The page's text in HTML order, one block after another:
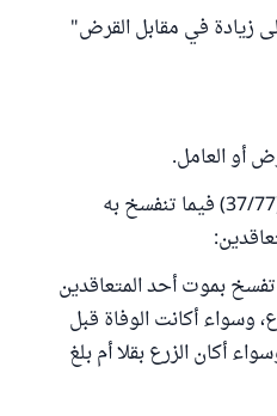
زيادة في مقابل القرض"
أو العامل.
جاء في "الموسوعة الفقهية" (37/77) فيما تنفسخ به
بموت أحد المتعاقدين
وسواء أكانت الوفاة قبل
أكان الزرع بقلا أم بلغ